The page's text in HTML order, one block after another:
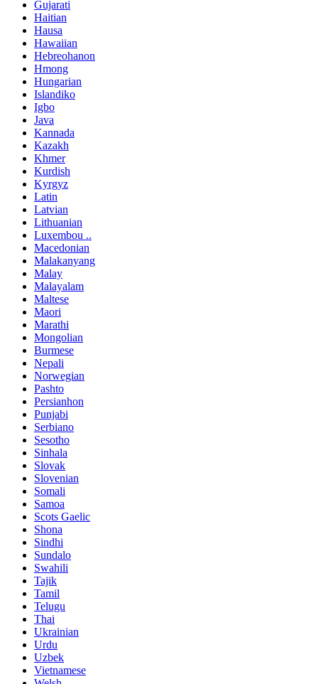
Gujarati
Haitian
Hausa
Hawaiian
Hebreohanon
Hmong
Hungarian
Islandiko
Igbo
Java
Kannada
Kazakh
Khmer
Kurdish
Kyrgyz
Latin
Latvian
Lithuanian
Luxembou ..
Macedonian
Malakanyang
Malay
Malayalam
Maltese
Maori
Marathi
Mongolian
Burmese
Nepali
Norwegian
Pashto
Persianhon
Punjabi
Serbiano
Sesotho
Sinhala
Slovak
Slovenian
Somali
Samoa
Scots Gaelic
Shona
Sindhi
Sundalo
Swahili
Tajik
Tamil
Telugu
Thai
Ukrainian
Urdu
Uzbek
Vietnamese